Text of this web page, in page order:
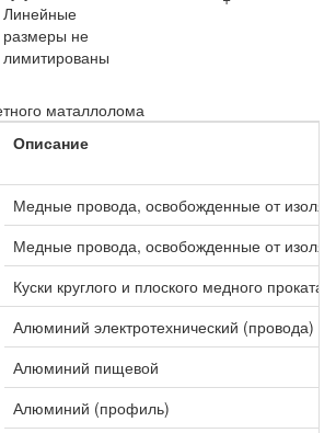
Линейные
размеры не
лимитированы
маталлолома
Описание
Медные провода, освобожденные от
Медные провода, освобожденные от
Куски круглого и плоского медного проката
Алюминий электротехнический (провода)
Алюминий пищевой
Алюминий (профиль)